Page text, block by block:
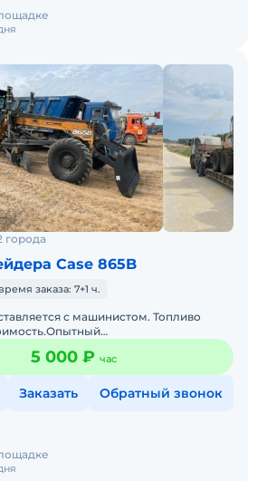
города
Case 865B
заказа: 7+1 ч.
с машинистом. Топливо
предоставление
и что самое главное без ош
5 000 ₽ час
Заказать Обратный звонок